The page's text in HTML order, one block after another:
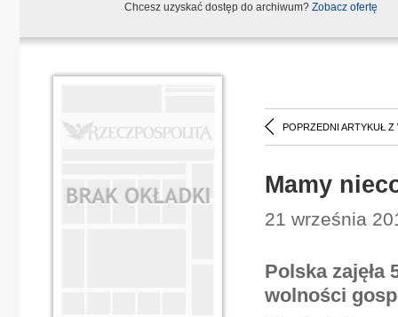
Chcesz uzyskać dostęp do archiwum? Zobacz ofertę
POPRZEDNI ARTYKUŁ Z
Mamy
21 września
Polska
wolności